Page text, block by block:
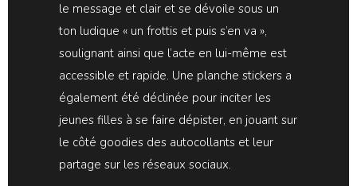
le message et clair et se dévoile sous un
ton ludique « un frottis et puis s’en va »,
soulignant ainsi que l’acte en lui-même est
accessible et rapide. Une planche stickers a
également été déclinée pour inciter les
jeunes filles à se faire dépister, en jouant sur
le côté goodies des autocollants et leur
partage sur les réseaux sociaux.